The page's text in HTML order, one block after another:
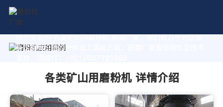
作为专业的 各类矿山用磨粉机 制造厂家，我们致力于为您量
身定制高价值的粉体加工系统方案。获取厂家直销报价及技术
各类矿山用磨粉机 详情介绍